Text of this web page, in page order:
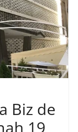
Biz de
19